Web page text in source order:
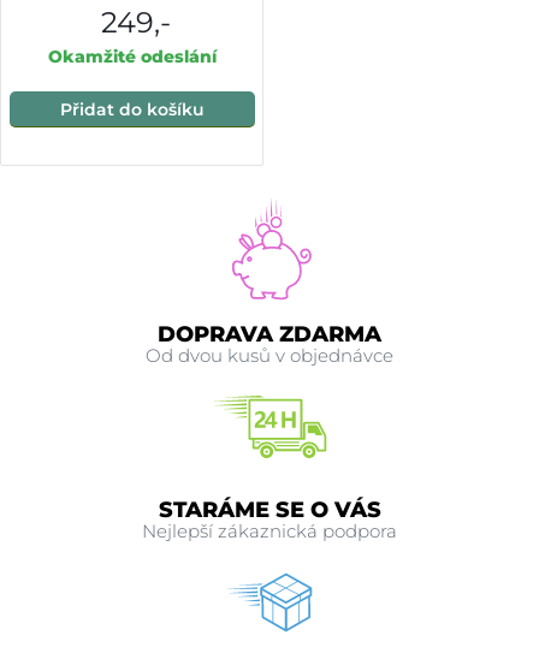
249,-
Okamžité odeslání
Přidat do košíku
DOPRAVA ZDARMA
Od dvou kusů v objednávce
STARÁME SE O VÁS
Nejlepší zákaznická podpora